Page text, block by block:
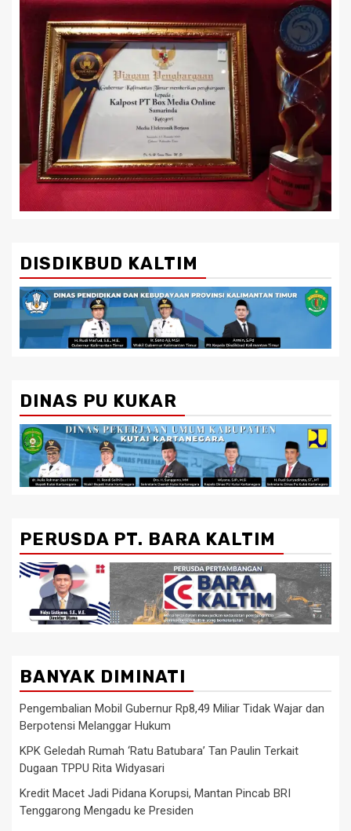
DISDIKBUD KALTIM
DINAS PU KUKAR
PERUSDA PT. BARA KALTIM
BANYAK DIMINATI
Pengembalian Mobil Gubernur Rp8,49 Miliar Tidak Wajar dan
Berpotensi Melanggar Hukum
KPK Geledah Rumah ‘Ratu Batubara’ Tan Paulin Terkait
Dugaan TPPU Rita Widyasari
Kredit Macet Jadi Pidana Korupsi, Mantan Pincab BRI
Tenggarong Mengadu ke Presiden